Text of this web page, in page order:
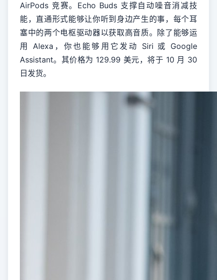
AirPods 竞赛。Echo Buds 支撑自动噪音消减技
能，直通形式能够让你听到身边产生的事，每个耳
塞中的两个电枢驱动器以获取高音质。除了能够运
用 Alexa，你也能够用它发动 Siri 或 Google
Assistant。其价格为 129.99 美元，将于 10 月 30
日发货。